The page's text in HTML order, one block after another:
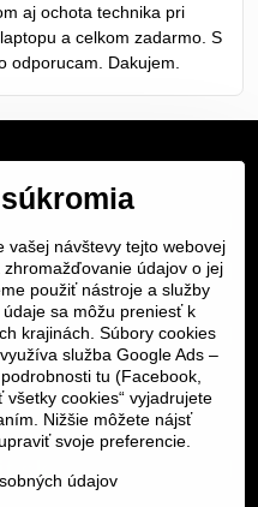
aj ochota technika pri
a celkom zadarmo. S
odporucam. Dakujem.
vašej návštevy tejto webovej
údajov o jej
použiť nástroje a služby
sa môžu preniesť k
krajinách. Súbory cookies
služba Google Ads –
podrobnosti tu (Facebook,
cookies“ vyjadrujete
Nižšie môžete nájsť
svoje preferencie.
údajov